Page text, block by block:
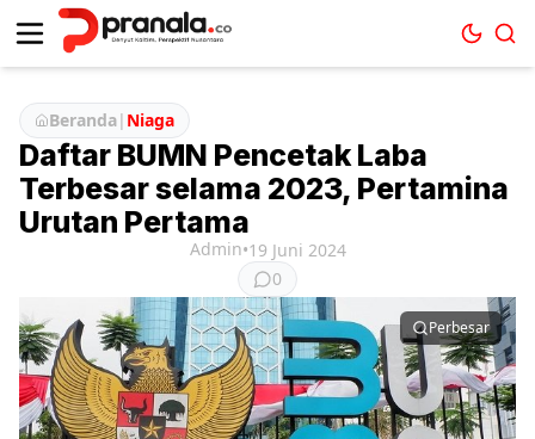
Beranda| Niaga
Daftar BUMN Pencetak Laba
Terbesar selama 2023, Pertamina
Urutan Pertama
Admin•19 Juni 2024
0
Perbesar